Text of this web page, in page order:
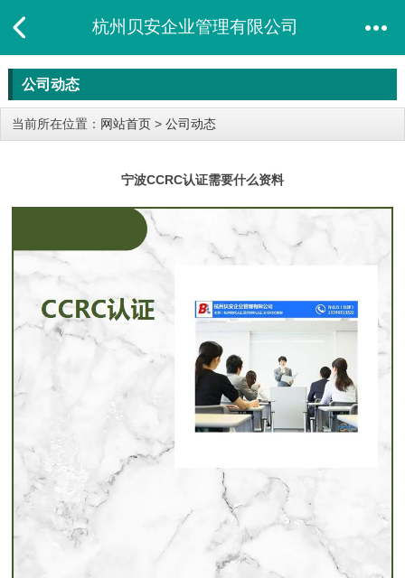
杭州贝安企业管理有限公司
公司动态
当前所在位置： 网站首页 > 公司动态
宁波CCRC认证需要什么资料